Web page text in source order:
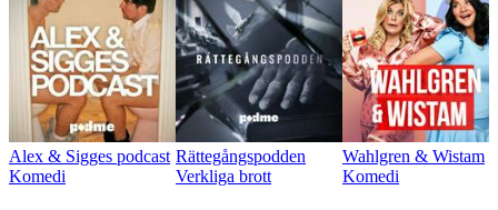
Alex & Sigges podcast
Komedi
Rättegångspodden
Verkliga brott
Wahlgren & Wistam
Komedi